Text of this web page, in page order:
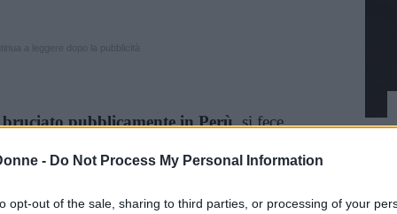
- Do Not Process My Personal Information
opt-out of the sale, sharing to third parties, or processing of your
pubblicamente in Perù, si fece
critico e modernissimo. Seguirono
tra i grandi della cosiddettaBoom